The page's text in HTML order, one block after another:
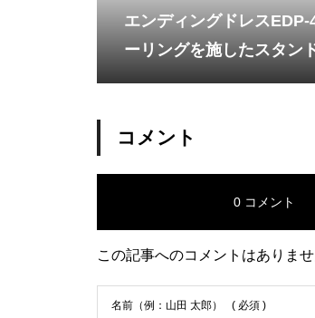
エンディングドレスEDP-
ーリングを施したスタン
衿がお洒落に演出。
コメント
0 コメント
この記事へのコメントはありませ
名前（例：山田 太郎） ( 必須 )